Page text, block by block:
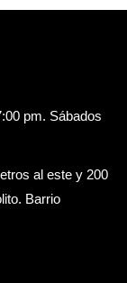
pm. Sábados
al este y 200
Barrio